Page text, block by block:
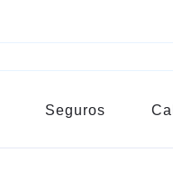
Seguros